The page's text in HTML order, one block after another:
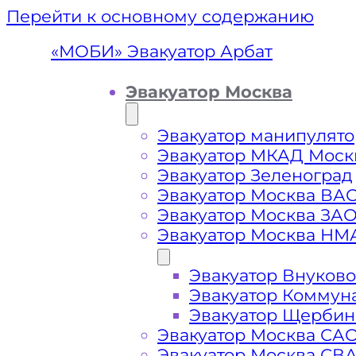
Перейти к основному содержанию
«МОБИ» Эвакуатор Арбат
Эвакуатор Москва
Эвакуатор
Эвакуатор МКАД
Эвакуатор Зеленоград
Эвакуатор Москва
Эвакуатор Москва
Эвакуатор Москва
Эвакуатор Внуково
Эвакуатор
Эвакуатор
Эвакуатор Москва